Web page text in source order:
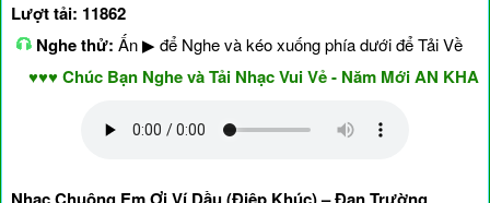
Lượt tải: 11862
Nghe thử: Ấn ▶ để Nghe và kéo xuống phía dưới để Tải Về
Chúc Bạn Nghe và Tải Nhạc Vui Vẻ - Năm Mới AN KHANG